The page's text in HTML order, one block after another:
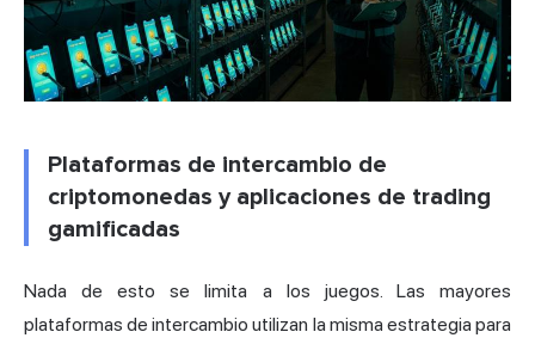
Plataformas de intercambio de
criptomonedas y aplicaciones de trading
gamificadas
Nada de esto se limita a los juegos. Las mayores
plataformas de intercambio utilizan la misma estrategia para